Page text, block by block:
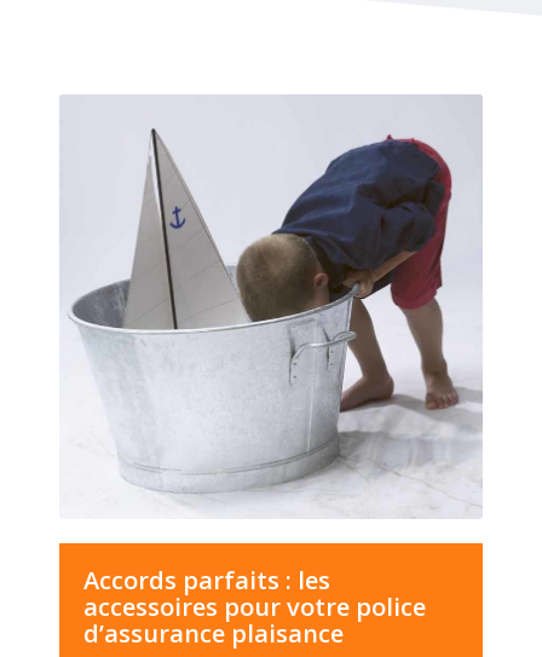
Accords parfaits : les
accessoires pour votre police
d’assurance plaisance